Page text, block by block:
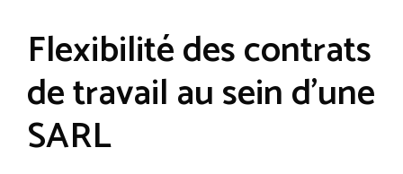
Flexibilité des contrats
de travail au sein d’une
SARL